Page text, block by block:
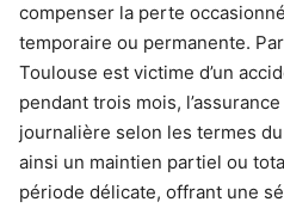
compenser la perte
temporaire ou permanente.
Toulouse est victime d’un
pendant trois mois,
journalière selon les termes
ainsi un maintien partiel ou
période délicate, offrant une